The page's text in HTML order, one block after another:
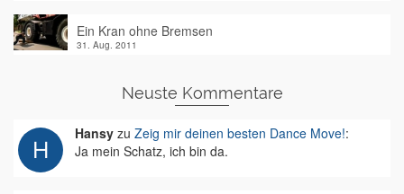
Ein Kran ohne Bremsen
31. Aug. 2011
Neuste Kommentare
Hansy zu Zeig mir deinen besten Dance Move!:
Ja mein Schatz, ich bin da.